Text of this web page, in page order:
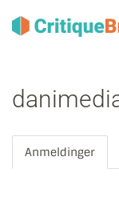
Anmeldinger